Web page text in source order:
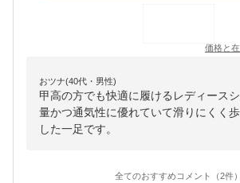
価格と
おツナ(40代・男性)
甲高の方でも快適に履けるレディース
量かつ通気性に優れていて滑りにくく
した一足です。
全てのおすすめコメント（2件）